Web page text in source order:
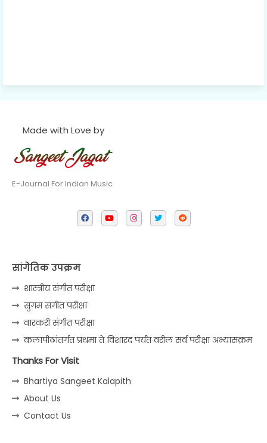
Made with Love by
E-Journal For Indian Music
सांगेतिक उपक्रम
शास्त्रीय संगीत परीक्षा
सुगम संगीत परीक्षा
वारकरी संगीत परीक्षा
कलापीठांतर्गत प्रथमा ते विशारद पर्यंत वरील सर्व परीक्षा अभ्यासक्रम
Thanks For Visit
Bhartiya Sangeet Kalapith
About Us
Contact Us